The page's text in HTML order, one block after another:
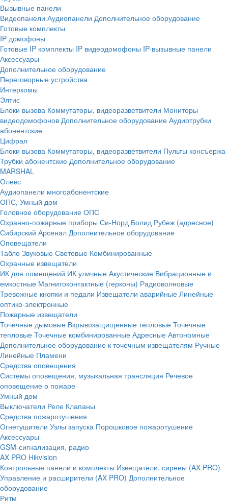
Вызывные панели
Видеопанели Аудиопанели Дополнительное оборудование
Готовые комплекты
IP домофоны
Готовые IP комплекты IP видеодомофоны IP-вызывные панели
Аксессуары
Дополнительное оборудование
Переговорные устройства
Интеркомы
Элтис
Блоки вызова Коммутаторы, видеоразветвители Мониторы
видеодомофонов Дополнительное оборудование Аудиотрубки
абонентские
Цифрал
Блоки вызова Коммутаторы, видеоразветвители Пульты консъержа
Трубки абонентские Дополнительное оборудование
MARSHAL
Олевс
Аудиопанели многоабонентские
ОПС, Умный дом
Головное оборудование ОПС
Охранно-пожарные приборы Си-Норд Болид Рубеж (адресное)
Сибирский Арсенал Дополнительное оборудование
Оповещатели
Табло Звуковые Световые Комбинированные
Охранные извещатели
ИК для помещений ИК уличные Акустические Вибрационные и
емкостные Магнитоконтактные (герконы) Радиоволновые
Тревожные кнопки и педали Извещатели аварийные Линейные
оптико-электронные
Пожарные извещатели
Точечные дымовые Взрывозащищенные тепловые Точечные
тепловые Точечные комбинированные Адресные Автономные
Дополнительное оборудование к точечным извещателям Ручные
Линейные Пламени
Средства оповещения
Системы оповещения, музыкальная трансляция Речевое
оповещение о пожаре
Умный дом
Выключатели Реле Клапаны
Средства пожаротушения
Огнетушители Узлы запуска Порошковое пожаротушение
Аксессуары
GSM-сигнализация, радио
AX PRO Hikvision
Контрольные панели и комплекты Извещатели, сирены (AX PRO)
Управление и расширители (AX PRO) Дополнительное
оборудование
Ритм